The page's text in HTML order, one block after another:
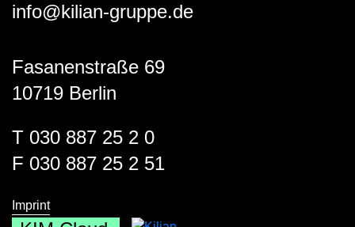
info@kilian-gruppe.de
Fasanenstraße 69
10719 Berlin
T 030 887 25 2 0
F 030 887 25 2 51
Imprint